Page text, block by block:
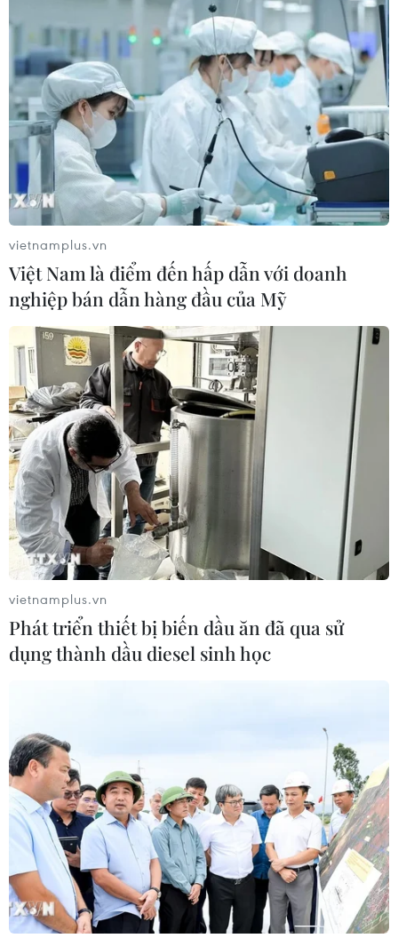
TIN CÙNG CHUYÊN MỤC
Đội tuyển Việt Nam đối đầu Malaysia
tại bán kết ASEAN Cup 2026
08/08/2026 15:53
Chủ sân Azteca lỗ hơn 47 triệu USD vì
World Cup 2026
08/08/2026 06:43
kết
08/08/2026 03:50
Tuyển Việt Nam giành vé vào
bán kết, vì sao ông Kim Sang-sik vẫn
không vui?
08/08/2026 03:37
vietnamplus.vn
Việt Nam là điểm đến hấp dẫn với doanh
nghiệp bán dẫn hàng đầu của Mỹ
vietnamplus.vn
Phát triển thiết bị biến dầu ăn đã qua sử
dụng thành dầu diesel sinh học